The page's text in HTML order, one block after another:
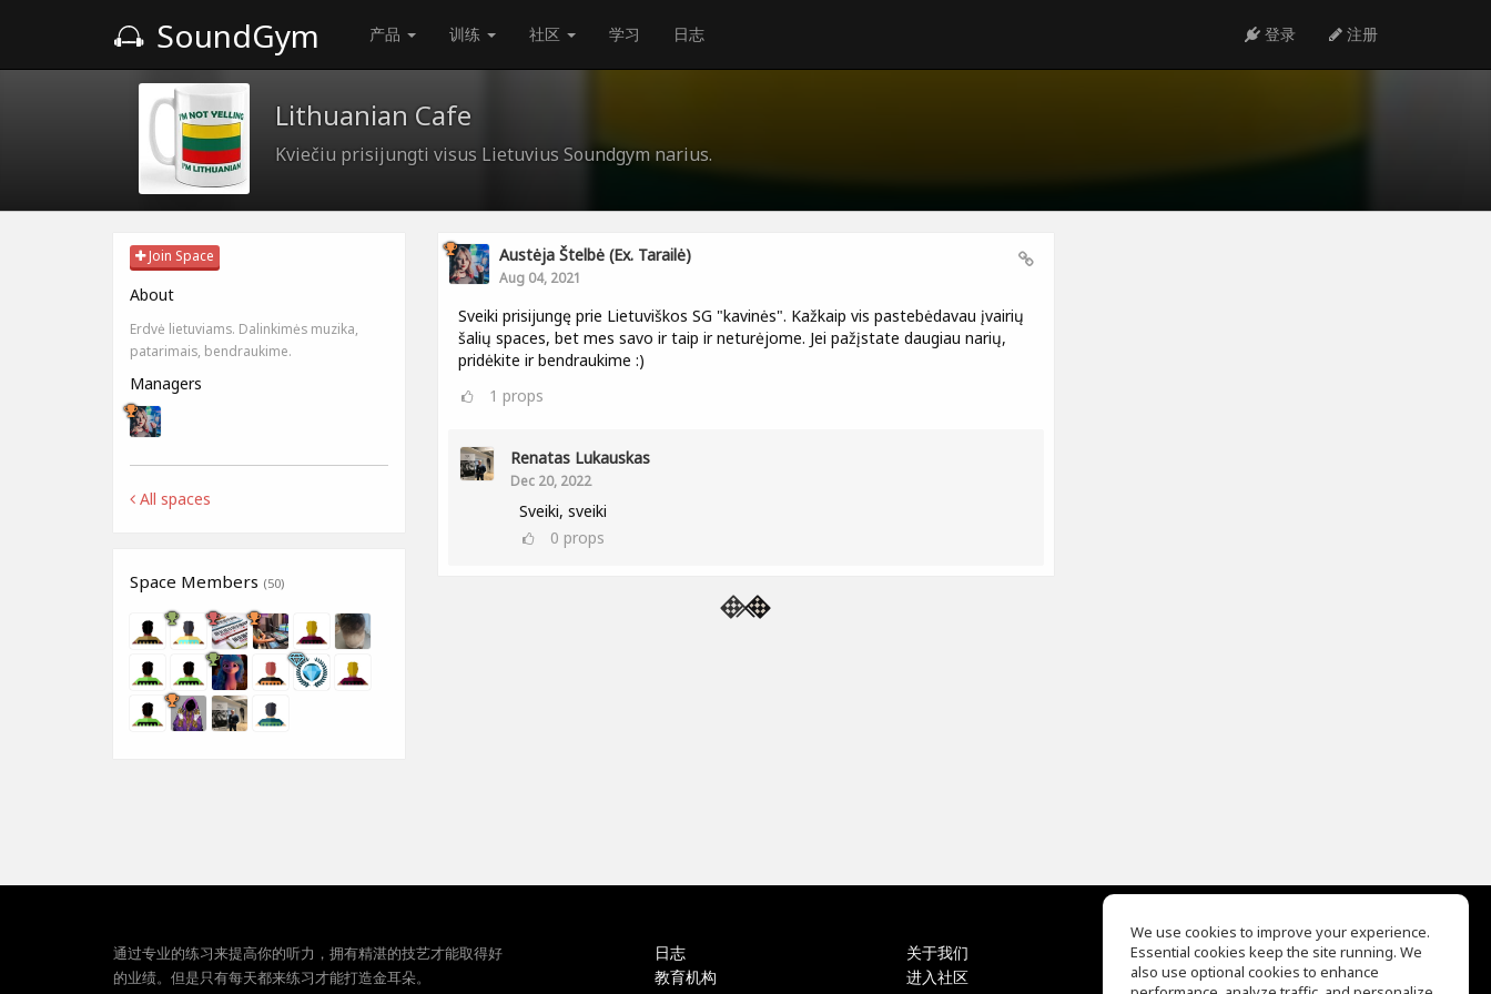
SoundGym 产品 训练 社区 学习 日志 登录 注册
Lithuanian Cafe
Kviečiu prisijungti visus Lietuvius Soundgym narius.
Join Space
About
Erdvė lietuviams. Dalinkimės muzika,
patarimais, bendraukime.
Managers
All spaces
Space Members (50)
Austėja Štelbė (ex. Tarailė)
Aug 04, 2021
Sveiki prisijungę prie Lietuviškos SG "kavinės". Kažkaip vis pastebėdavau įvairių
šalių spaces, bet mes savo ir taip ir neturėjome. Jei pažįstate daugiau narių,
pridėkite ir bendraukime :)
1 props
Renatas Lukauskas
Dec 20, 2022
Sveiki, sveiki
0 props
通过专业的练习来提高你的听力，拥有精湛的技艺才能取得好
的业绩。但是只有每天都来练习才能打造金耳朵。
日志
教育机构
关于我们
进入社区
EQ Ear Training
Drum Machine
We use cookies to improve your experience.
Essential cookies keep the site running. We
also use optional cookies to enhance